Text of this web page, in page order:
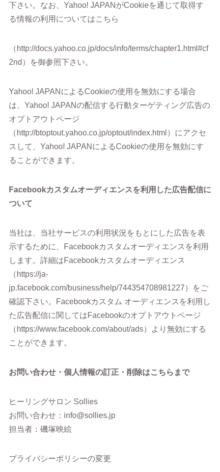
下さい。なお、Yahoo! JAPANがCookieを通じて取得す
る情報の利用についてはこちら
（http://docs.yahoo.co.jp/docs/info/terms/chapter1.html#cf
2nd）を御参照下さい。
Yahoo! JAPANによるCookieの使用を無効にする場合
は、Yahoo! JAPANの配信する行動ターゲティング広告の
オプトアウトページ
（http://btoptout.yahoo.co.jp/optout/index.html）にアクセ
スして、Yahoo! JAPANによるCookieの使用を無効にす
ることができます。
Facebookカスタムオーディエンスを利用した広告配信に
ついて
当社は、当社サービスの利用状況をもとにした広告を表
示するために、Facebookカスタムオーディエンスを利用
します。詳細はFacebookカスタムオーディエンス
（https://ja-
jp.facebook.com/business/help/744354708981227）をご
確認下さい。Facebookカスタム オーディエンスを利用し
た広告配信に関してはFacebookのオプトアウトページ
（https://www.facebook.com/about/ads）より無効にする
ことができます。
お問い合わせ・個人情報の訂正・削除はこちらまで
ヒーリングサロン Sollies
お問い合わせ：info@sollies.jp
担当者：磯塚映絵
プライバシーポリシーの変更